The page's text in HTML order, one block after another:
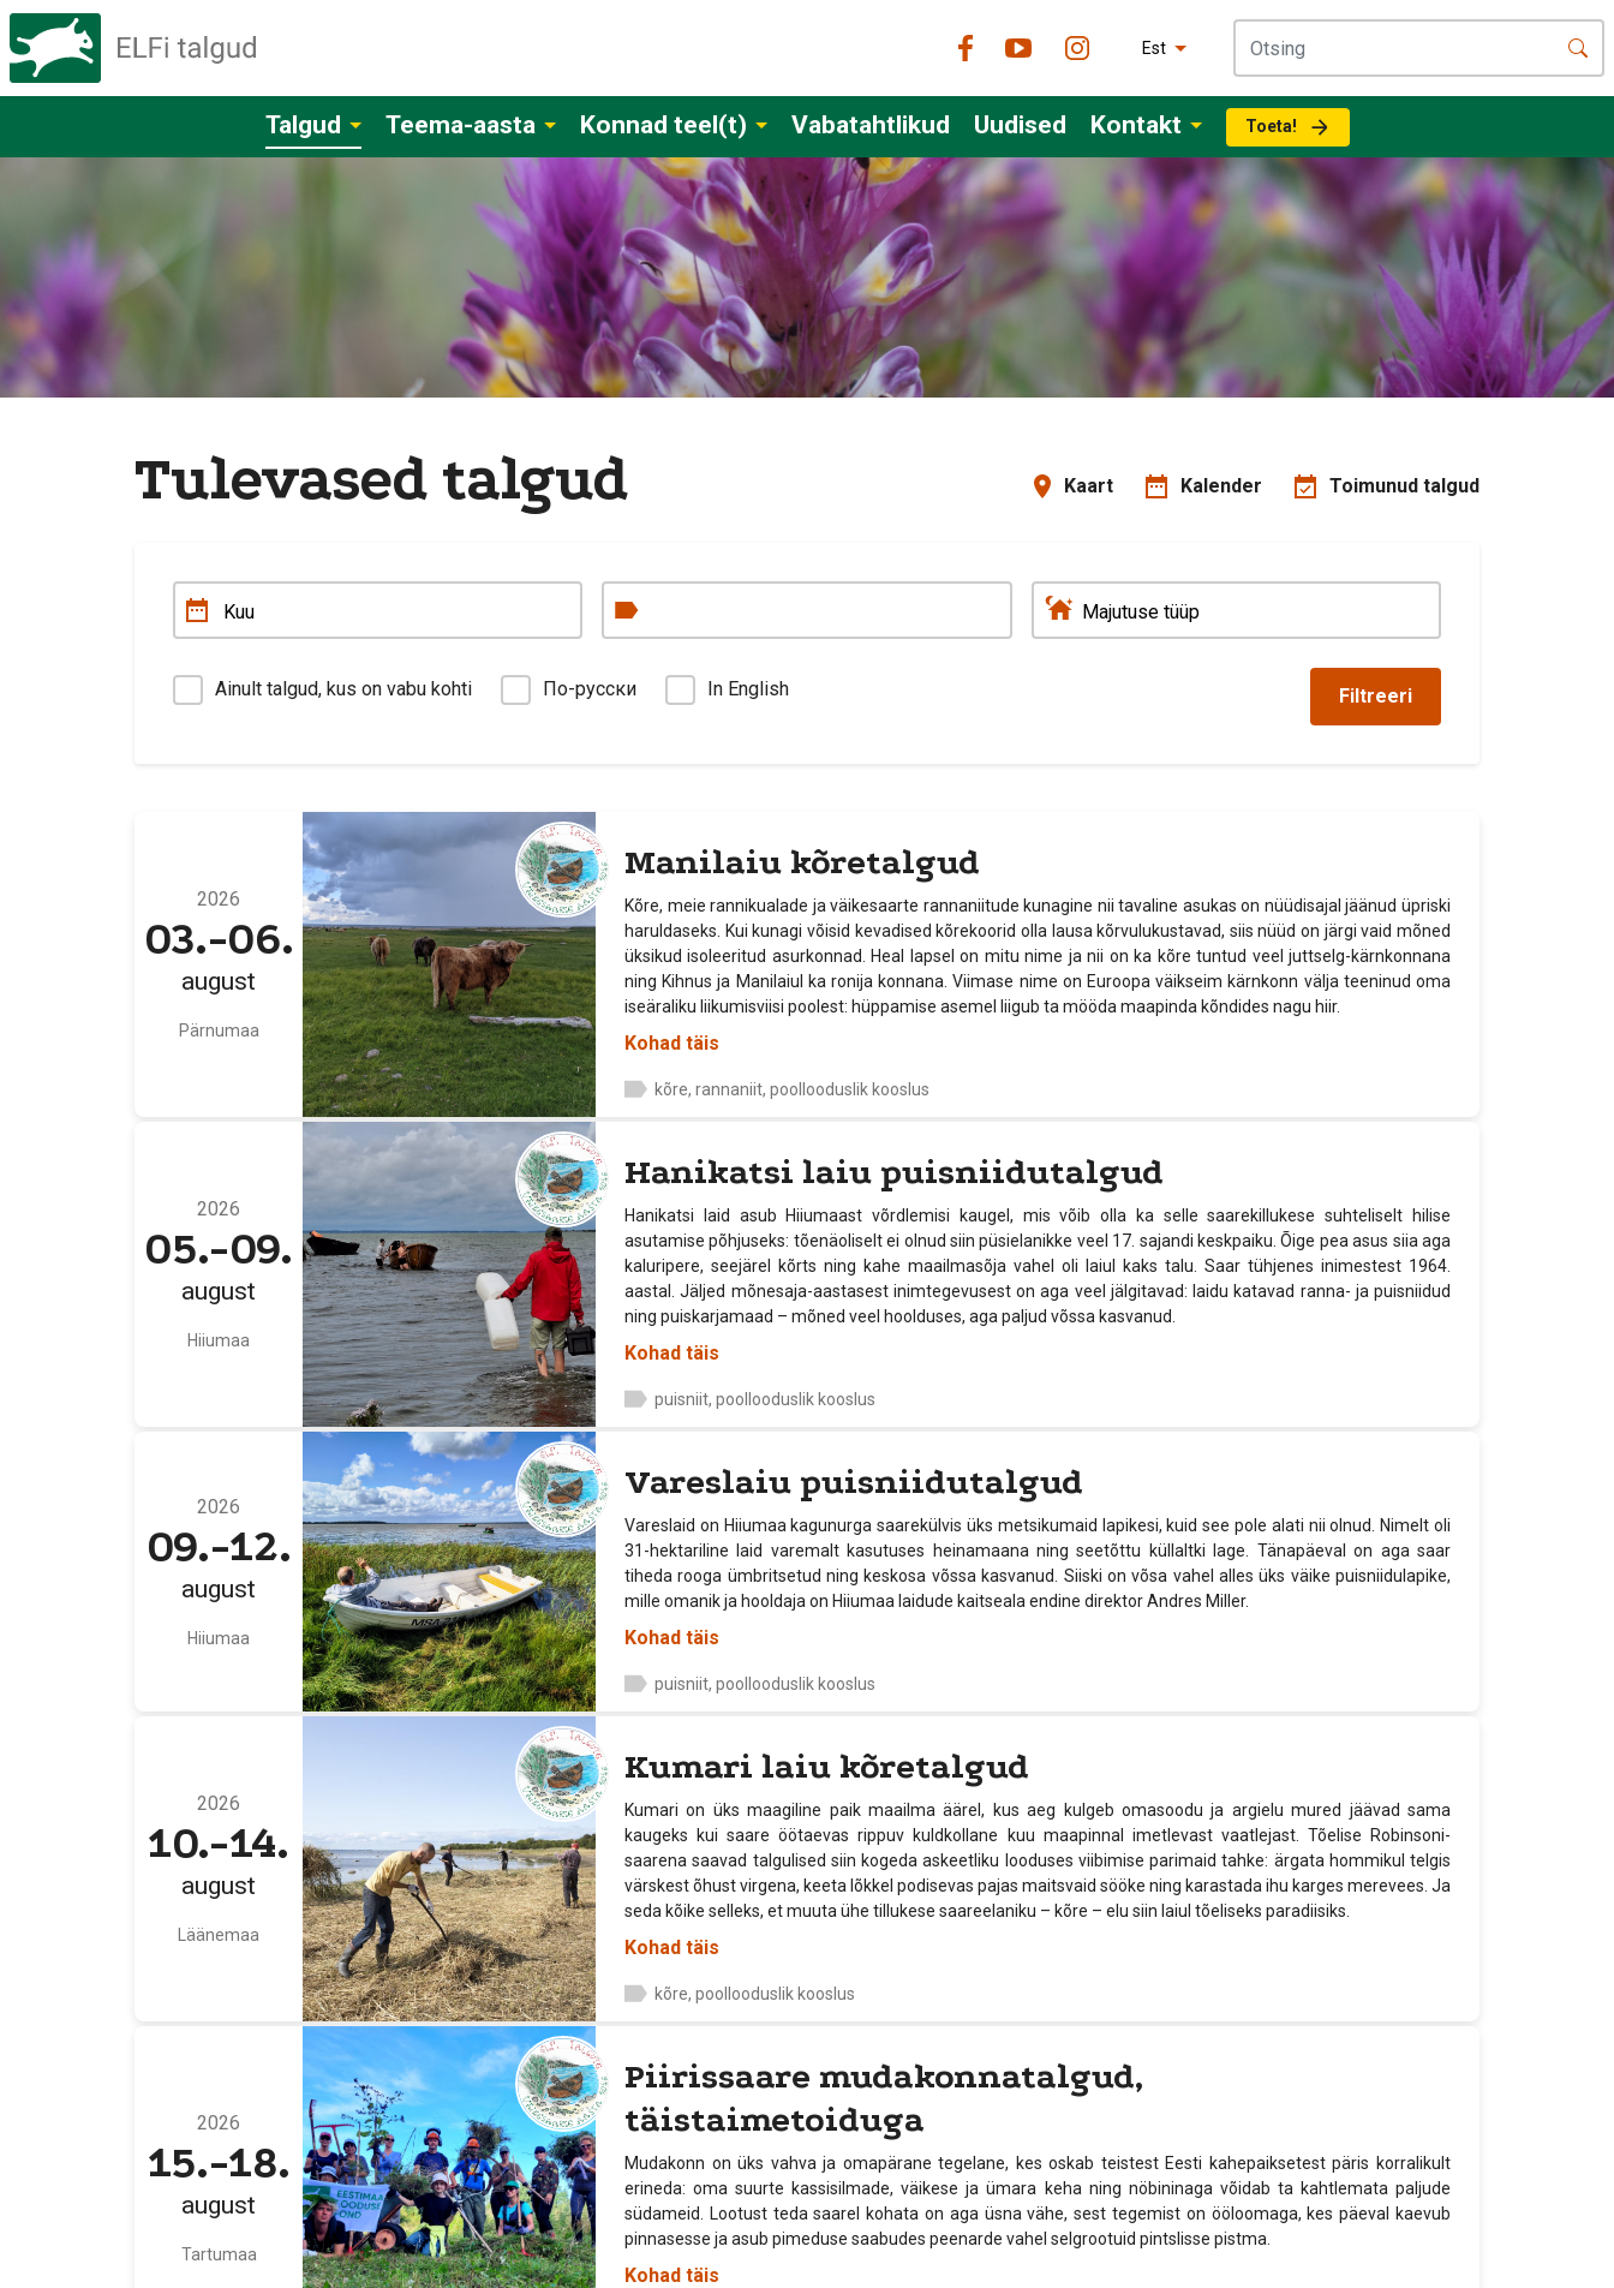
Est
Talgud Teema-aasta Konnad teel(t) Vabatahtlikud Uudised Kontakt Toeta!
Tulevased talgud Kaart Kalender Toimunud talgud
Ainult talgud, kus on vabu kohti По-русски In English Filtreeri
2026
03.-06.
august
Pärnumaa
Manilaiu kõretalgud
Kõre, meie rannikualade ja väikesaarte rannaniitude kunagine nii tavaline asukas on nüüdisajal jäänud üpriski
haruldaseks. Kui kunagi võisid kevadised kõrekoorid olla lausa kõrvulukustavad, siis nüüd on järgi vaid mõned
üksikud isoleeritud asurkonnad. Heal lapsel on mitu nime ja nii on ka kõre tuntud veel juttselg-kärnkonnana
ning Kihnus ja Manilaiul ka ronija konnana. Viimase nime on Euroopa väikseim kärnkonn välja teeninud oma
iseäraliku liikumisviisi poolest: hüppamise asemel liigub ta mööda maapinda kõndides nagu hiir.
Kohad täis
kõre, rannaniit, poollooduslik kooslus
2026
05.-09.
august
Hiiumaa
Hanikatsi laiu puisniidutalgud
Hanikatsi laid asub Hiiumaast võrdlemisi kaugel, mis võib olla ka selle saarekillukese suhteliselt hilise
asutamise põhjuseks: tõenäoliselt ei olnud siin püsielanikke veel 17. sajandi keskpaiku. Õige pea asus siia aga
kaluripere, seejärel kõrts ning kahe maailmasõja vahel oli laiul kaks talu. Saar tühjenes inimestest 1964.
aastal. Jäljed mõnesaja-aastasest inimtegevusest on aga veel jälgitavad: laidu katavad ranna- ja puisniidud
ning puiskarjamaad – mõned veel hoolduses, aga paljud võssa kasvanud.
Kohad täis
puisniit, poollooduslik kooslus
2026
09.-12.
august
Hiiumaa
Vareslaiu puisniidutalgud
Vareslaid on Hiiumaa kagunurga saarekülvis üks metsikumaid lapikesi, kuid see pole alati nii olnud. Nimelt oli
31-hektariline laid varemalt kasutuses heinamaana ning seetõttu küllaltki lage. Tänapäeval on aga saar
tiheda rooga ümbritsetud ning keskosa võssa kasvanud. Siiski on võsa vahel alles üks väike puisniidulapike,
mille omanik ja hooldaja on Hiiumaa laidude kaitseala endine direktor Andres Miller.
Kohad täis
puisniit, poollooduslik kooslus
2026
10.-14.
august
Läänemaa
Kumari laiu kõretalgud
Kumari on üks maagiline paik maailma äärel, kus aeg kulgeb omasoodu ja argielu mured jäävad sama
kaugeks kui saare öötaevas rippuv kuldkollane kuu maapinnal imetlevast vaatlejast. Tõelise Robinsoni-
saarena saavad talgulised siin kogeda askeetliku looduses viibimise parimaid tahke: ärgata hommikul telgis
värskest õhust virgena, keeta lõkkel podisevas pajas maitsvaid sööke ning karastada ihu karges merevees. Ja
seda kõike selleks, et muuta ühe tillukese saareelaniku – kõre – elu siin laiul tõeliseks paradiisiks.
Kohad täis
kõre, poollooduslik kooslus
2026
15.-18.
august
Tartumaa
Piirissaare mudakonnatalgud,
täistaimetoiduga
Mudakonn on üks vahva ja omapärane tegelane, kes oskab teistest Eesti kahepaiksetest päris korralikult
erineda: oma suurte kassisilmade, väikese ja ümara keha ning nöbininaga võidab ta kahtlemata paljude
südameid. Lootust teda saarel kohata on aga üsna vähe, sest tegemist on ööloomaga, kes päeval kaevub
pinnasesse ja asub pimeduse saabudes peenarde vahel selgrootuid pintslisse pistma.
Kohad täis